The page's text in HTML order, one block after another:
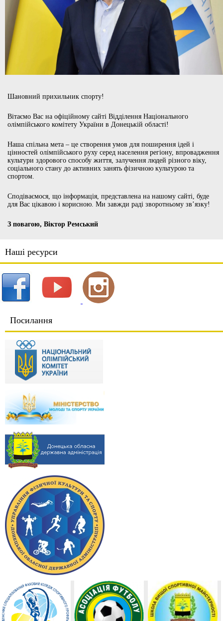
Шановний прихильник спорту!
Вітаємо Вас на офіційному сайті Відділення Національного
олімпійського комітету України в Донецькій області!
Наша спільна мета – це створення умов для поширення ідей і
цінностей олімпійського руху серед населення регіону, впровадження
культури здорового способу життя, залучення людей різного віку,
соціального стану до активних занять фізичною культурою та
спортом.
Сподіваємося, що інформація, представлена на нашому сайті, буде
для Вас цікавою і корисною. Ми завжди раді зворотньому зв’язку!
З повагою, Віктор Ремський
Наші ресурси
Посилання